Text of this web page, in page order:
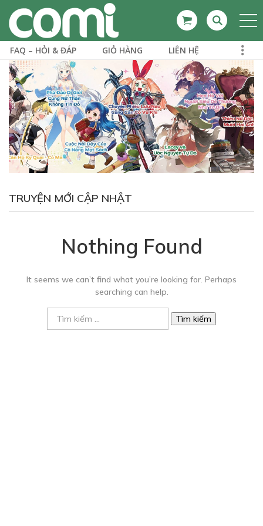
FAQ – HỎI & ĐÁP GIỎ HÀNG LIÊN HỆ
TRUYỆN MỚI CẬP NHẬT
Nothing Found
It seems we can’t find what you’re looking for. Perhaps
searching can help.